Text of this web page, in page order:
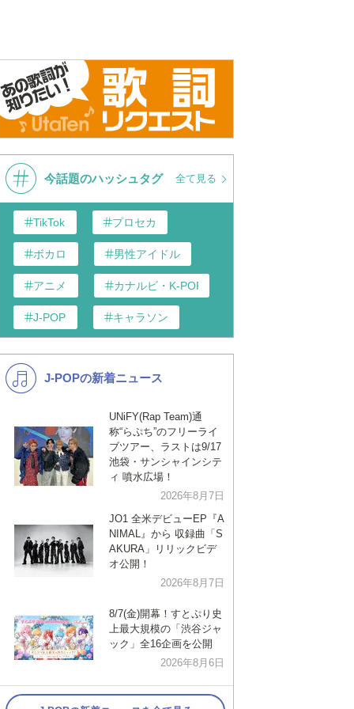
今話題のハッシュタグ 全て見る
TikTok プロセカ
ボカロ 男性アイドル
アニメ カナルビ・K-POP和訳
J-POP キャラソン
K-POP バンド
洋楽
VTuber ディズニー
J-POPの新着ニュース
UNiFY(Rap Team)通
称“らぷち”のフリーライ
ブツアー、ラストは9/17
池袋・サンシャインシテ
ィ 噴水広場！
2026年8月7日
JO1 全米デビューEP『A
NIMAL』から 収録曲「S
AKURA」リリックビデ
オ公開！
2026年8月7日
8/7(金)開幕！すとぷり史
上最大規模の「渋谷ジャ
ック」全16企画を公開
2026年8月6日